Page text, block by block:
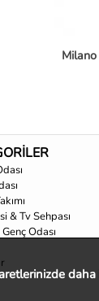
& Tv Sehpası
Odası